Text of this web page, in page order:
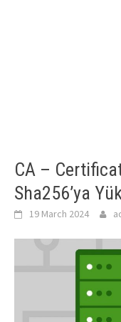
CA –
Sha256’ya
19 March 2024